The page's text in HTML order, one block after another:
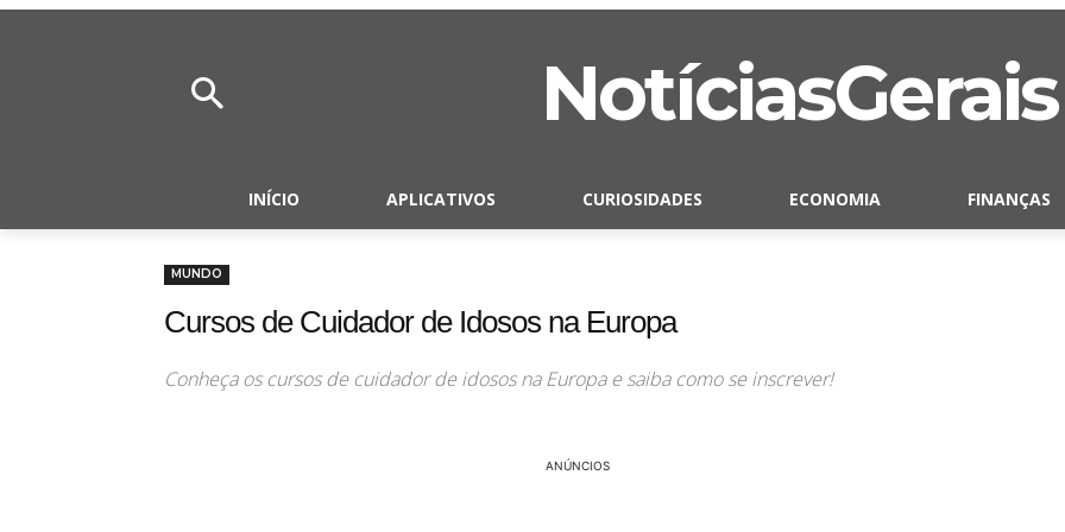
NotíciasGerais
INÍCIO APLICATIVOS CURIOSIDADES ECONOMIA FINANÇAS
MUNDO
Cursos de Cuidador de Idosos na Europa
Conheça os cursos de cuidador de idosos na Europa e saiba como se inscrever!
ANÚNCIOS